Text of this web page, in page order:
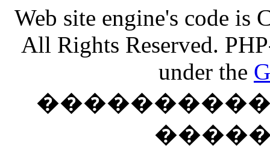
Web site engine's code
All Rights Reserved.
under the
����������